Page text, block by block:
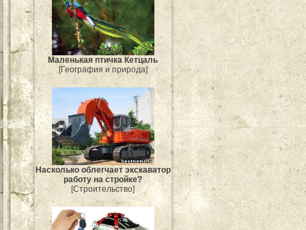
Маленькая птичка Кетцаль
[География и природа]
Насколько облегчает экскаватор
работу на стройке?
[Строительство]